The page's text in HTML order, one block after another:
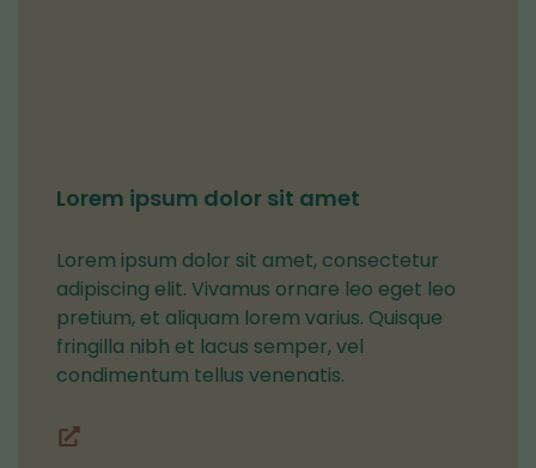
Lorem ipsum dolor sit amet
Lorem ipsum dolor sit amet, consectetur
adipiscing elit. Vivamus ornare leo eget leo
pretium, et aliquam lorem varius. Quisque
fringilla nibh et lacus semper, vel
condimentum tellus venenatis.
Lohkot
(siirryt